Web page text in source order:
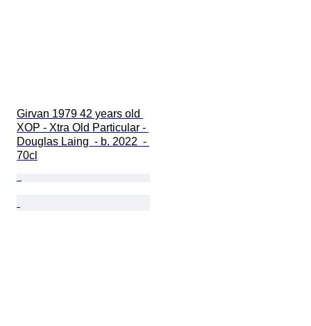
Girvan 1979 42 years old
XOP - Xtra Old Particular -
Douglas Laing  - b. 2022  -
70cl